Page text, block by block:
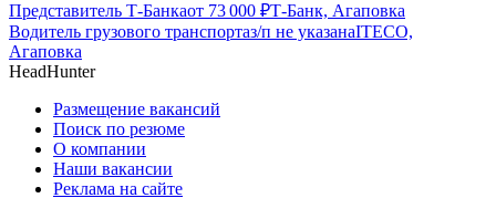
Представитель Т-Банкаот 73 000 ₽Т-Банк, Агаповка
Водитель грузового транспортаз/п не указанаITECO,
Агаповка
HeadHunter
Размещение вакансий
Поиск по резюме
О компании
Наши вакансии
Реклама на сайте